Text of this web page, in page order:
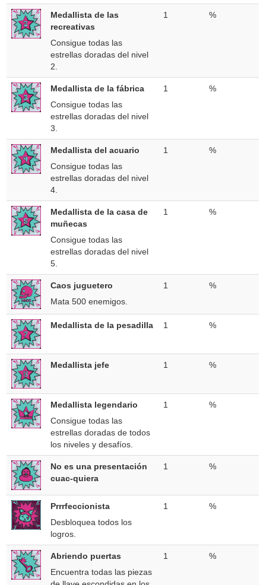
Medallista de las
recreativas
Consigue todas las
estrellas doradas del nivel
2.
1 %
Medallista de la fábrica
Consigue todas las
estrellas doradas del nivel
3.
1 %
Medallista del acuario
Consigue todas las
estrellas doradas del nivel
4.
1 %
Medallista de la casa de
muñecas
Consigue todas las
estrellas doradas del nivel
5.
1 %
Caos juguetero
Mata 500 enemigos.
1 %
Medallista de la pesadilla 1 %
Medallista jefe 1 %
Medallista legendario
Consigue todas las
estrellas doradas de todos
los niveles y desafíos.
1 %
No es una presentación
cuac-quiera
1 %
Prrrfeccionista
Desbloquea todos los
logros.
1 %
Abriendo puertas
Encuentra todas las piezas
1 %